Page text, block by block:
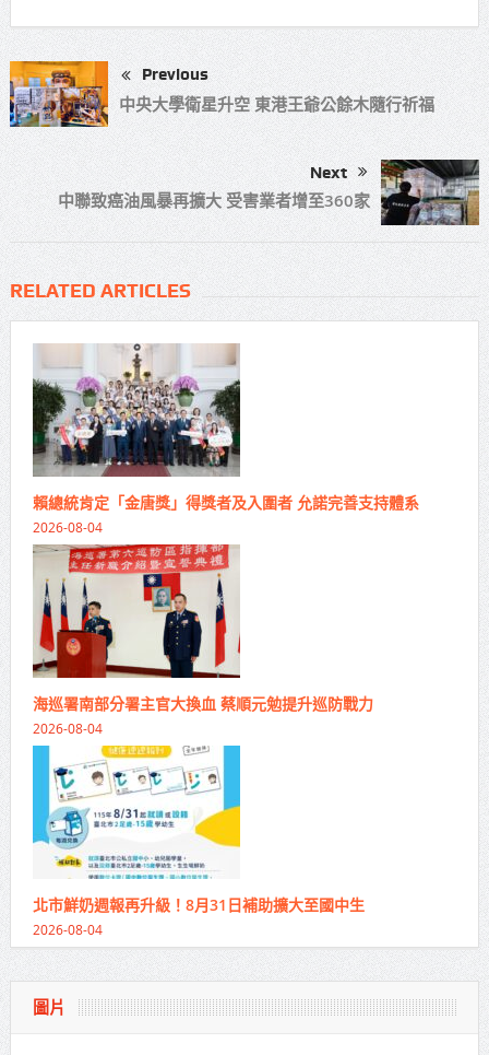
Previous
中央大學衛星升空 東港王爺公餘木隨行祈福
Next
中聯致癌油風暴再擴大 受害業者增至360家
RELATED ARTICLES
賴總統肯定「金唐獎」得獎者及入圍者 允諾完善支持體系
2026-08-04
海巡署南部分署主官大換血 蔡順元勉提升巡防戰力
2026-08-04
北市鮮奶週報再升級！8月31日補助擴大至國中生
2026-08-04
圖片